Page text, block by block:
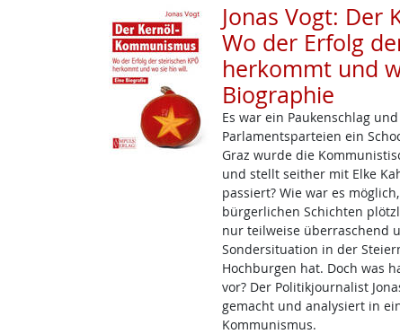
Jonas Vogt: Der
Wo der Erfolg
herkommt und
Biographie
Es war ein Paukenschlag
Parlamentsparteien ein
Graz wurde die
und stellt seither mit Elke
passiert? Wie war es
bürgerlichen Schichten
nur teilweise überraschend
Sondersituation in der
Hochburgen hat. Doch was
vor? Der Politikjournalist
gemacht und analysiert in
Kommunismus.